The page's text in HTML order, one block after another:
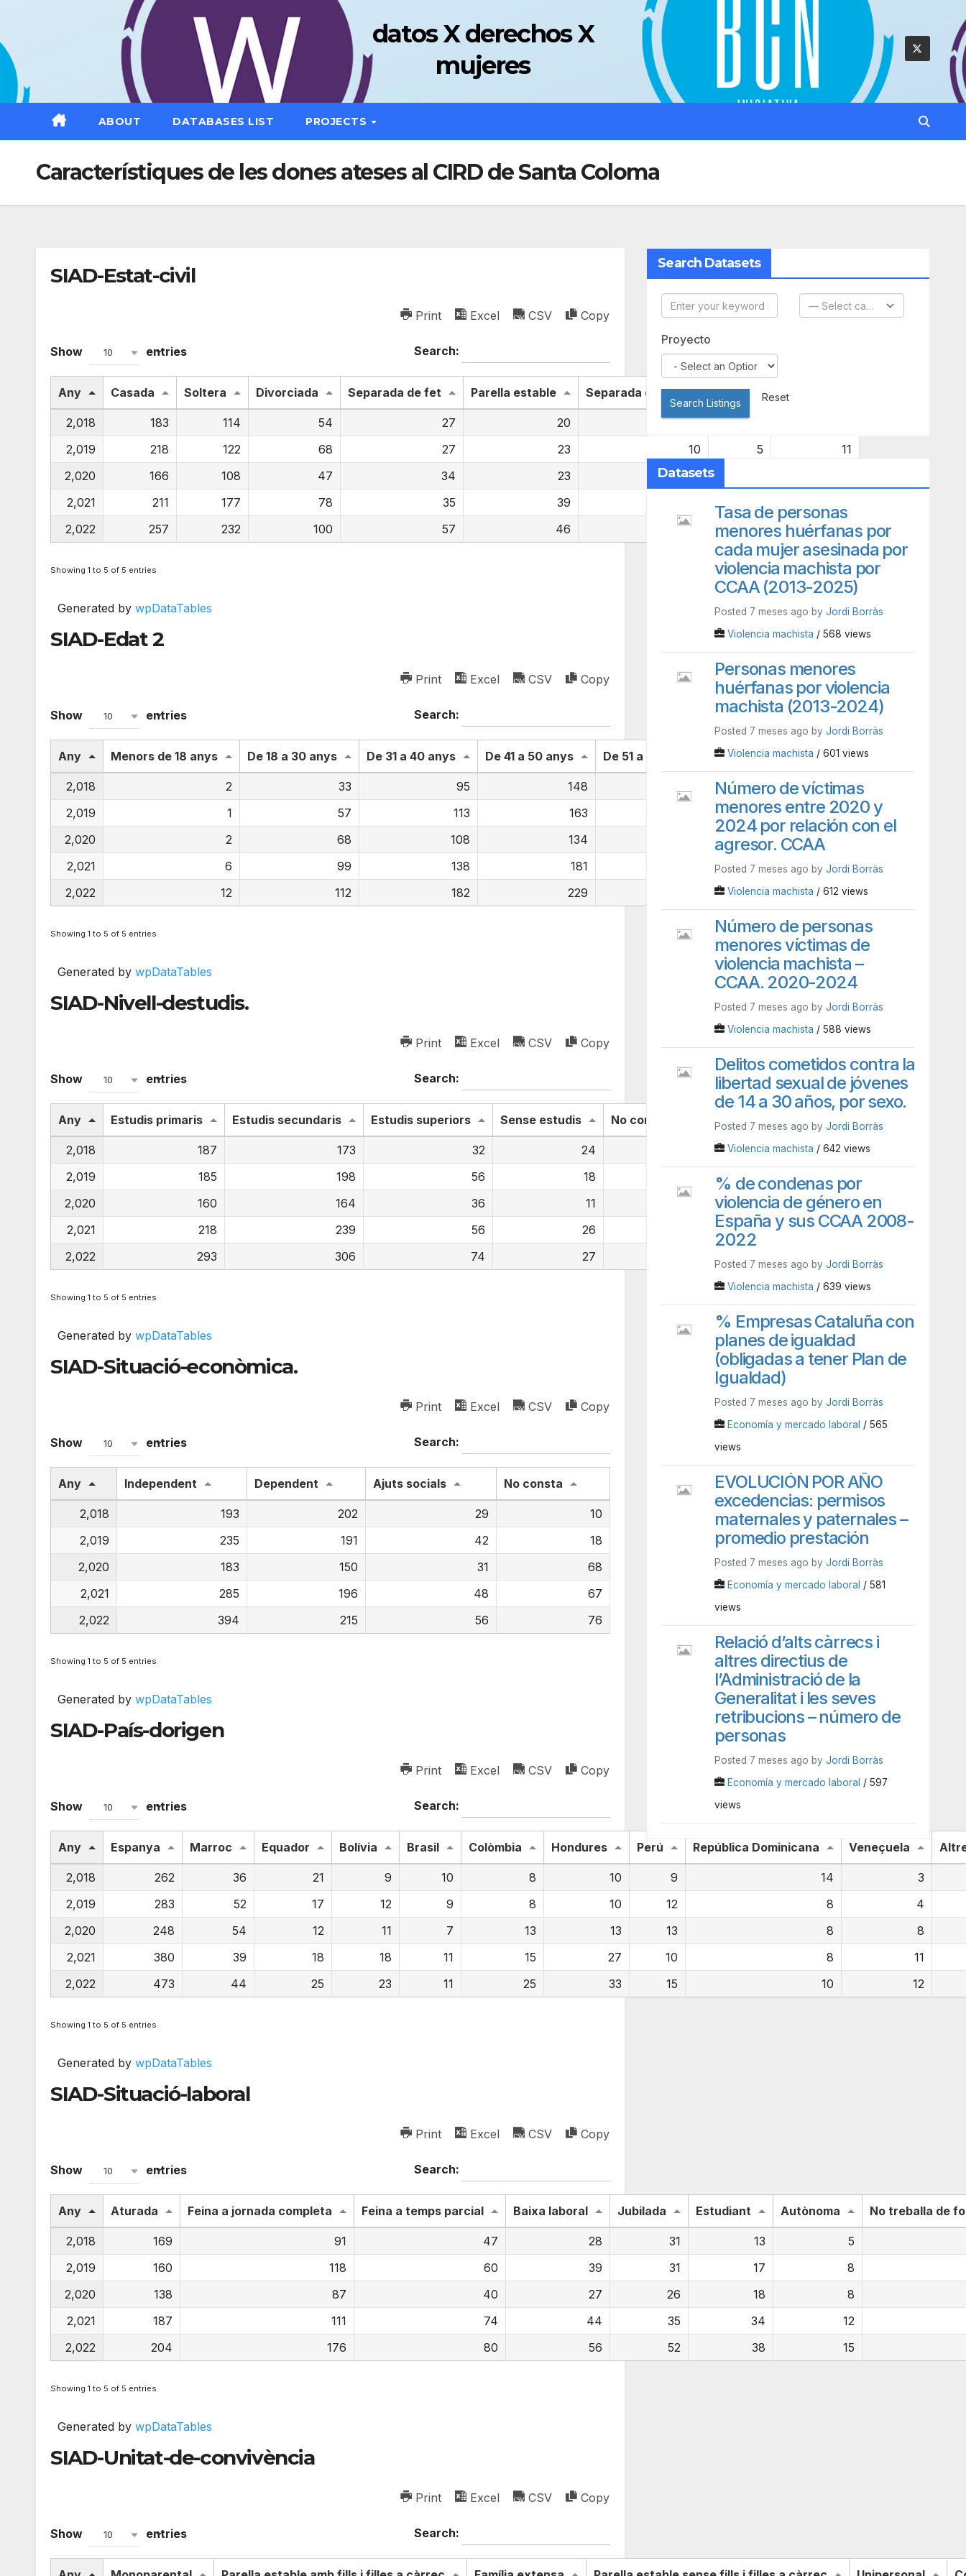
contenido
datos X derechos X
mujeres
ABOUT DATABASES LIST PROJECTS
Característiques de les dones ateses al CIRD de Santa Coloma
SIAD-Estat-civil
Print Excel CSV Copy
Show 10 entries Search:
Any Casada Soltera Divorciada Separada de fet Parella estable Separada de dret Vídua No consta
2,018 183 114 54 27 20 19
2,019
218 122 68 27 23 10 5
11
2,020
166 108 47 34 23 16
2,021
211 177 78 35 39 14
2,022
257 232 100 57 46 19 16 16
Showing 1 to 5 of 5 entries
Generated by wpDataTables
SIAD-Edat 2
Print Excel CSV Copy
Show 10 entries Search:
Any Menors de 18 anys De 18 a 30 anys De 31 a 40 anys De 41 a 50 anys De 51 a 60 anys Més de 60 anys
2,018 2 33 95 148
73
2,019
1 57 113 163
72
2,020
2 68 108 134
54
2,021
6 99 138 181
69
2,022
12 112 182 229 90
Showing 1 to 5 of 5 entries
Generated by wpDataTables
SIAD-Nivell-destudis.
Print Excel CSV Copy
Show 10 entries Search:
Any Estudis primaris Estudis secundaris Estudis superiors Sense estudis No consta/altres
2,018 187 173 32 24
18
2,019
185 198 56 18
29
2,020
160 164 36 11
61
2,021
218 239 56 26
60
2,022
293 306 74 27 43
Showing 1 to 5 of 5 entries
Generated by wpDataTables
SIAD-Situació-econòmica.
Print Excel CSV Copy
Show 10 entries Search:
Any Independent Dependent Ajuts socials No consta
2,018 193 202 29
10
2,019
235 191 42
18
2,020
183 150 31
68
2,021
285 196 48
67
2,022
394 215 56 76
Showing 1 to 5 of 5 entries
Generated by wpDataTables
SIAD-País-dorigen
Print Excel CSV Copy
Show 10 entries Search:
Any Espanya Marroc Equador Bolívia Brasil Colòmbia Hondures Perú República Dominicana Veneçuela
2,018 262 36 21 9 10 8 10 9 14
3
2,019
283 52 17 12 9 8 10 12 8
4
2,020
248 54 12 11 7 13 13 13 8
8
2,021
380 39 18 18 11 15 27 10 8
11
2,022
473 44 25 23 11 25 33 15 10 12
Showing 1 to 5 of 5 entries
Generated by wpDataTables
SIAD-Situació-laboral
Print Excel CSV Copy
Show 10 entries Search:
Any Aturada Feina a jornada completa Feina a temps parcial Baixa laboral Jubilada Estudiant Autònoma No treballa de
2,018 169 91 47 28 31 13
5
2,019
160 118 60 39 31 17
8
2,020
138 87 40 27 26 18
8
2,021
187 111 74 44 35 34
12
2,022
204 176 80 56 52 38 15
Showing 1 to 5 of 5 entries
Generated by wpDataTables
SIAD-Unitat-de-convivència
Print Excel CSV Copy
Show 10 entries Search:
Search Datasets
Proyecto
Search Listings Reset
Datasets
Tasa de personas
menores huérfanas por
cada mujer asesinada por
violencia machista por
CCAA (2013-2025)
Posted 7 meses ago byJordi Borràs
Violencia machista / 568 views
Personas menores
huérfanas por violencia
machista (2013-2024)
Posted 7 meses ago byJordi Borràs
Violencia machista / 601 views
Número de víctimas
menores entre 2020 y
2024 por relación con el
agresor. CCAA
Posted 7 meses ago byJordi Borràs
Violencia machista / 612 views
Número de personas
menores víctimas de
violencia machista –
CCAA. 2020-2024
Posted 7 meses ago byJordi Borràs
Violencia machista / 588 views
Delitos cometidos contra la
libertad sexual de jóvenes
de 14 a 30 años, por sexo.
Posted 7 meses ago byJordi Borràs
Violencia machista / 642 views
% de condenas por
violencia de género en
España y sus CCAA 2008-
2022
Posted 7 meses ago byJordi Borràs
Violencia machista / 639 views
% Empresas Cataluña con
planes de igualdad
(obligadas a tener Plan de
Igualdad)
Posted 7 meses ago byJordi Borràs
Economía y mercado laboral / 565
views
EVOLUCIÓN POR AÑO
excedencias: permisos
maternales y paternales –
promedio prestación
Posted 7 meses ago byJordi Borràs
Economía y mercado laboral / 581
views
Relació d’alts càrrecs i
altres directius de
l’Administració de la
Generalitat i les seves
retribucions – número de
personas
Posted 7 meses ago byJordi Borràs
Economía y mercado laboral / 597
views